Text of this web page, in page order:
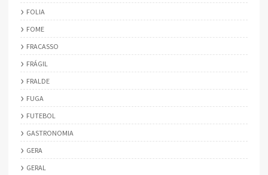
FOLIA
FOME
FRACASSO
FRÁGIL
FRALDE
FUGA
FUTEBOL
GASTRONOMIA
GERA
GERAL